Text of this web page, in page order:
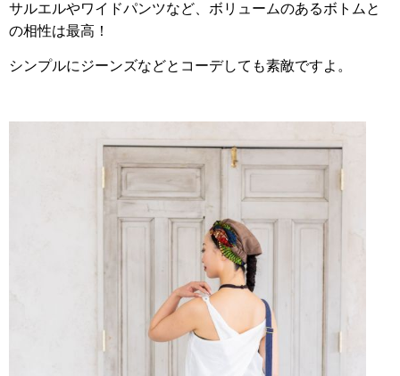
サルエルやワイドパンツなど、ボリュームのあるボトムと
の相性は最高！
シンプルにジーンズなどとコーデしても素敵ですよ。